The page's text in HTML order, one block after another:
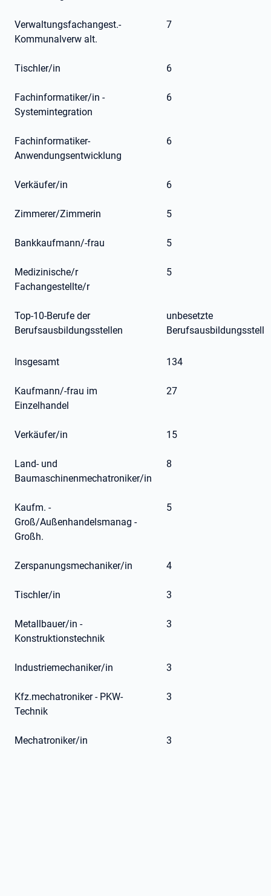
Verwaltungsfachangest.-
Kommunalverw alt.
7
Tischler/in 6
Fachinformatiker/in -
Systemintegration
6
Fachinformatiker-
Anwendungsentwicklung
6
Verkäufer/in 6
Zimmerer/Zimmerin 5
Bankkaufmann/-frau 5
Medizinische/r
Fachangestellte/r
5
Top-10-Berufe der
Berufsausbildungsstellen
unbesetzte
Insgesamt 134
Kaufmann/-frau im
Einzelhandel
27
Verkäufer/in 15
Land- und
Baumaschinenmechatroniker/in
8
Kaufm. -
Groß/Außenhandelsmanag -
Großh.
5
Zerspanungsmechaniker/in 4
Tischler/in 3
Metallbauer/in -
Konstruktionstechnik
3
Industriemechaniker/in 3
Kfz.mechatroniker - PKW-
Technik
3
Mechatroniker/in 3